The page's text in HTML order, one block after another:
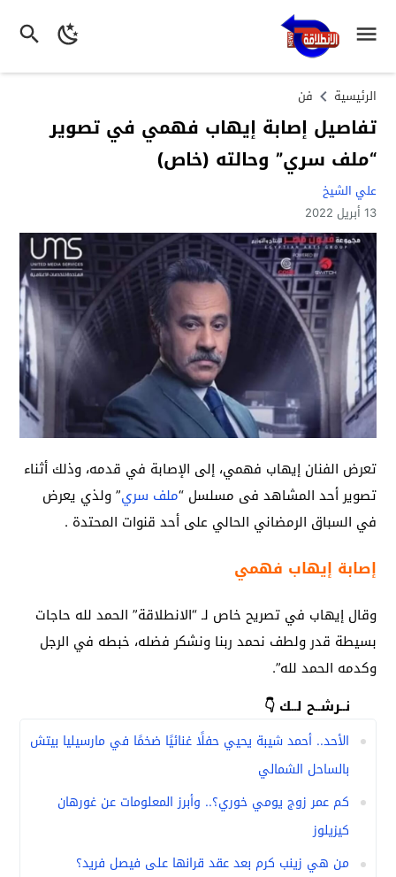
الرئيسية فن
تفاصيل إصابة إيهاب فهمي في تصوير
“ملف سري” وحالته (خاص)
علي الشيخ
13 أبريل 2022
تعرض الفنان إيهاب فهمي، إلى الإصابة في قدمه، وذلك أثناء
تصوير أحد المشاهد فى مسلسل “ملف سري” ولذي يعرض
في السباق الرمضاني الحالي على أحد قنوات المحتدة .
إصابة إيهاب فهمي
وقال إيهاب في تصريح خاص لـ “الانطلاقة” الحمد لله حاجات
بسيطة قدر ولطف نحمد ربنا ونشكر فضله، خبطه في الرجل
وكدمه الحمد لله”.
نــرشــح لــك 👇
الأحد.. أحمد شيبة يحيي حفلًا غنائيًا ضخمًا في مارسيليا بيتش
بالساحل الشمالي
كم عمر زوج يومي خوري؟.. وأبرز المعلومات عن غورهان
كيزيلوز
من هي زينب كرم بعد عقد قرانها على فيصل فريد؟